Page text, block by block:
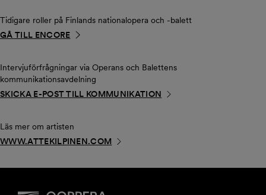
Tidigare roller på Finlands nationalopera och -balett
GÅ TILL ENCORE
Intervjuförfrågningar via Operans och Balettens
kommunikationsavdelning
SKICKA E-POST TILL KOMMUNIKATION
Läs mer om artisten
WWW.ATTEKILPINEN.COM